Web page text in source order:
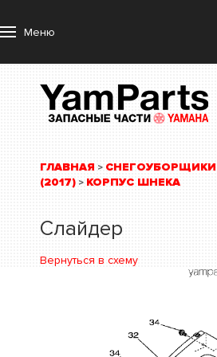
Меню
ГЛАВНАЯ > СНЕГОУБОРЩИКИ
(2017) > КОРПУС ШНЕКА
Слайдер
Вернуться в схему